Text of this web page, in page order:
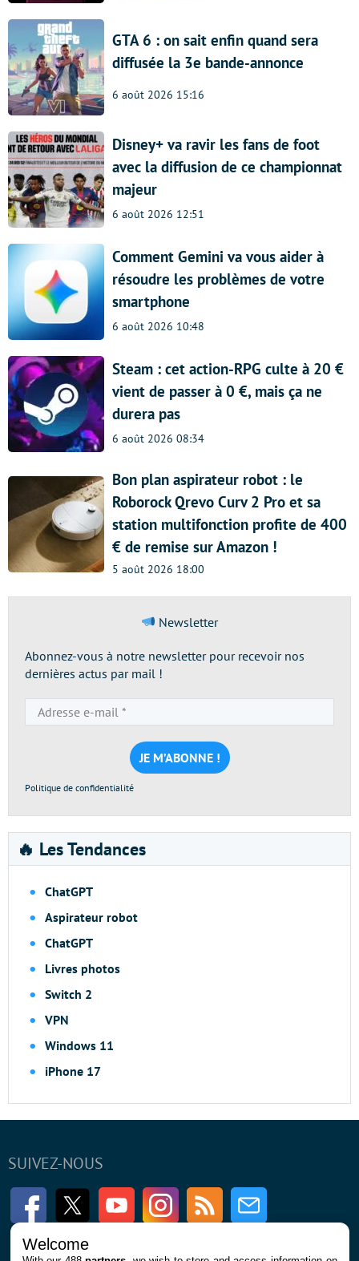
GTA 6 : on sait enfin quand sera
diffusée la 3e bande-annonce
6 août 2026 15:16
Disney+ va ravir les fans de foot
avec la diffusion de ce championnat
majeur
6 août 2026 12:51
Comment Gemini va vous aider à
résoudre les problèmes de votre
smartphone
6 août 2026 10:48
Steam : cet action-RPG culte à 20 €
vient de passer à 0 €, mais ça ne
durera pas
6 août 2026 08:34
Bon plan aspirateur robot : le
Roborock Qrevo Curv 2 Pro et sa
station multifonction profite de 400
€ de remise sur Amazon !
5 août 2026 18:00
Newsletter
Abonnez-vous à notre newsletter pour recevoir nos
dernières actus par mail !
e-
mail
*
Politique de confidentialité
🔥 Les Tendances
ChatGPT
Aspirateur robot
ChatGPT
Livres photos
Switch 2
VPN
Windows 11
iPhone 17
SUIVEZ-NOUS
FacebookTwitter Youtube InstagramRSS Newsletter
Welcome